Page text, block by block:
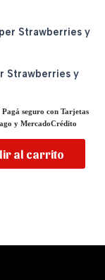
Strawberries y
Pagá seguro con Tarjetas
y MercadoCrédito
al carrito